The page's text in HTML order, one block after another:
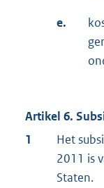
e.
Artikel 6.
1
Het
2011 is
Staten.